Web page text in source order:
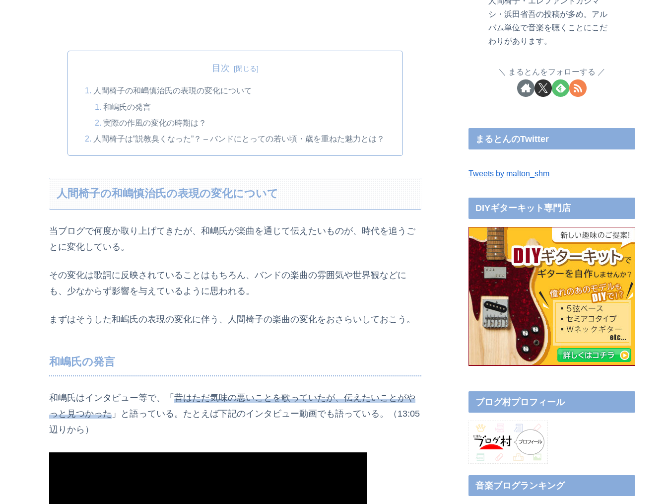
目次
人間椅子の和嶋慎治氏の表現の変化について
和嶋氏の発言
実際の作風の変化の時期は？
人間椅子は”説教臭くなった”？ – バンドにとっての若い頃・歳を重ねた魅力とは？
人間椅子の和嶋慎治氏の表現の変化について
当ブログで何度か取り上げてきたが、和嶋氏が楽曲を通じて伝えたいものが、時代を追うご
とに変化している。
その変化は歌詞に反映されていることはもちろん、バンドの楽曲の雰囲気や世界観などに
も、少なからず影響を与えているように思われる。
まずはそうした和嶋氏の表現の変化に伴う、人間椅子の楽曲の変化をおさらいしておこう。
和嶋氏の発言
和嶋氏はインタビュー等で、「 昔はただ気味の悪いことを歌っていたが、伝えたいことがや
っと見つかった 」と語っている。たとえば下記のインタビュー動画でも語っている。（13:05
辺りから）
シ・浜田省吾の投稿が多め。アル
バム単位で音楽を聴くことにこだ
わりがあります。
まるとんをフォローする
まるとんのTwitter
Tweets by malton_shm
DIYギターキット専門店
ブログ村プロフィール
音楽ブログランキング